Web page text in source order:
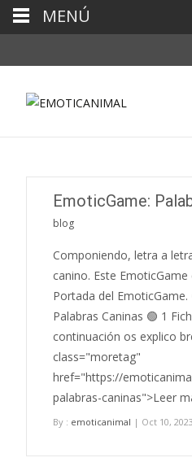
EmoticGame:
blog
Componiendo, letra a
canino. Este
Portada del EmoticGame.
Palabras Caninas 🟢 1
continuación os explico
class="moretag"
href="https://
palabras-caninas">Leer
By : emoticanimal | Oct 10, 2023
MENÚ